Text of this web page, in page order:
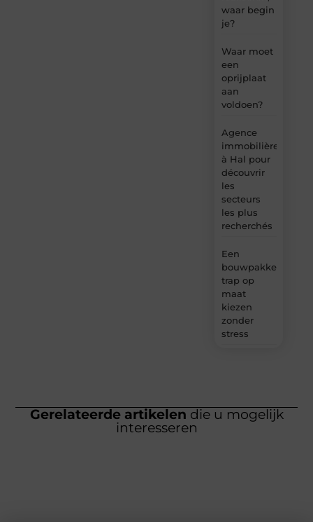
waar begin
je?
Waar moet
een
oprijplaat
aan
voldoen?
Agence
immobilière
à Hal pour
découvrir
les
secteurs
les plus
recherchés
Een
bouwpakket
trap op
maat
kiezen
zonder
stress
Gerelateerde artikelen die u mogelijk
interesseren